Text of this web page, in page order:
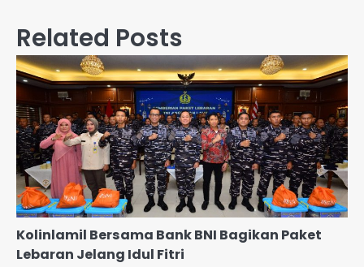
Related Posts
Kolinlamil Bersama Bank BNI Bagikan Paket
Lebaran Jelang Idul Fitri